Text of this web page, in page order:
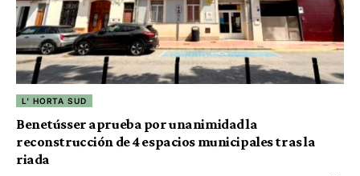
L' HORTA SUD
Benetússer aprueba por unanimidad la
reconstrucción de 4 espacios municipales tras la
riada